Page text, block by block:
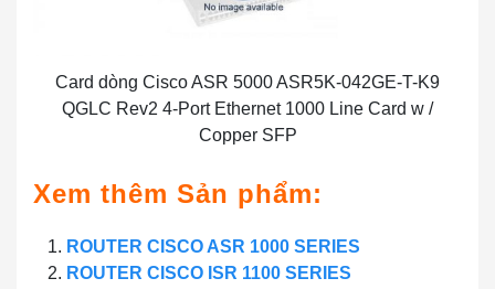
Card dòng Cisco ASR 5000 ASR5K-042GE-T-K9
QGLC Rev2 4-Port Ethernet 1000 Line Card w /
Copper SFP
Xem thêm Sản phẩm:
ROUTER CISCO ASR 1000 SERIES
ROUTER CISCO ISR 1100 SERIES